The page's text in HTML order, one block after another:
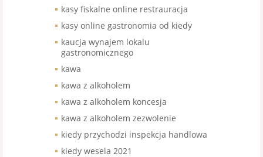
kasy fiskalne online restrauracja
kasy online gastronomia od kiedy
kaucja wynajem lokalu
gastronomicznego
kawa
kawa z alkoholem
kawa z alkoholem koncesja
kawa z alkoholem zezwolenie
kiedy przychodzi inspekcja handlowa
kiedy wesela 2021